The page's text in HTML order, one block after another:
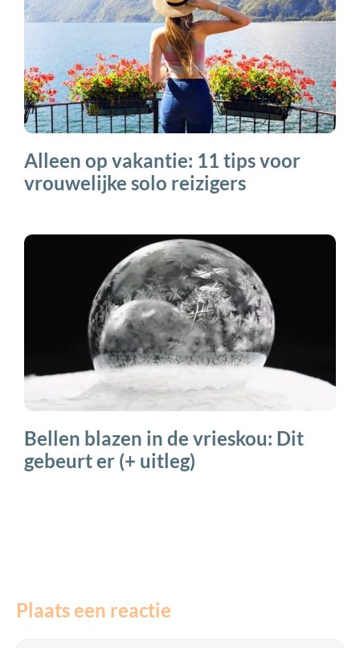
Alleen op vakantie: 11 tips voor
vrouwelijke solo reizigers
Bellen blazen in de vrieskou: Dit
gebeurt er (+ uitleg)
Plaats een reactie